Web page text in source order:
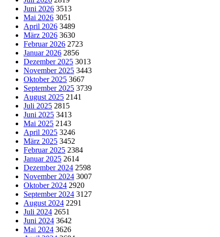
Juni 2026 3513
Mai 2026 3051
April 2026 3489
März 2026 3630
Februar 2026 2723
Januar 2026 2856
Dezember 2025 3013
November 2025 3443
Oktober 2025 3667
September 2025 3739
August 2025 2141
Juli 2025 2815
Juni 2025 3413
Mai 2025 2143
April 2025 3246
März 2025 3452
Februar 2025 2384
Januar 2025 2614
Dezember 2024 2598
November 2024 3007
Oktober 2024 2920
September 2024 3127
August 2024 2291
Juli 2024 2651
Juni 2024 3642
Mai 2024 3626